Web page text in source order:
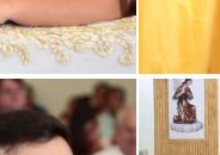
Guardar